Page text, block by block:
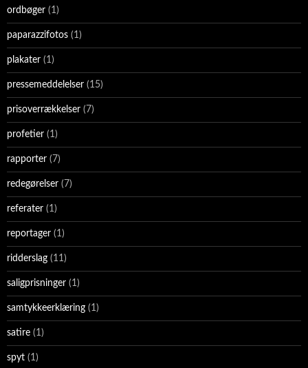
ordbøger (1)
paparazzifotos (1)
plakater (1)
pressemeddelelser (15)
prisoverrækkelser (7)
profetier (1)
rapporter (7)
redegørelser (7)
referater (1)
reportager (1)
ridderslag (11)
saligprisninger (1)
samtykkeerklæring (1)
satire (1)
spyt (1)